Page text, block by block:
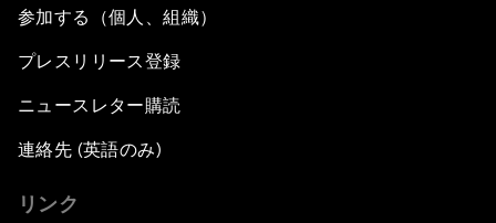
参加する（個人、組織）
プレスリリース登録
ニュースレター購読
連絡先 (英語のみ)
リンク